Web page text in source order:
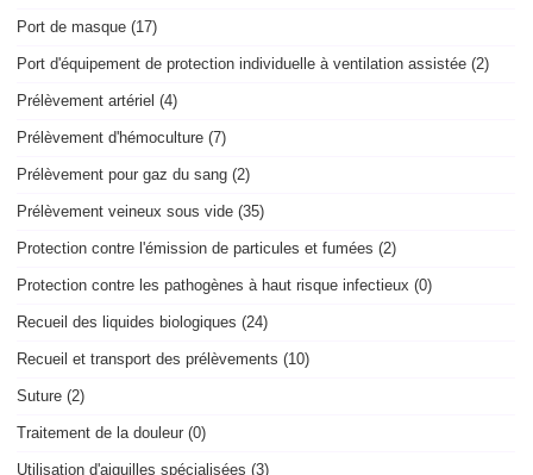
Port de masque (17)
Port d'équipement de protection individuelle à ventilation assistée (2)
Prélèvement artériel (4)
Prélèvement d'hémoculture (7)
Prélèvement pour gaz du sang (2)
Prélèvement veineux sous vide (35)
Protection contre l'émission de particules et fumées (2)
Protection contre les pathogènes à haut risque infectieux (0)
Recueil des liquides biologiques (24)
Recueil et transport des prélèvements (10)
Suture (2)
Traitement de la douleur (0)
Utilisation d'aiguilles spécialisées (3)